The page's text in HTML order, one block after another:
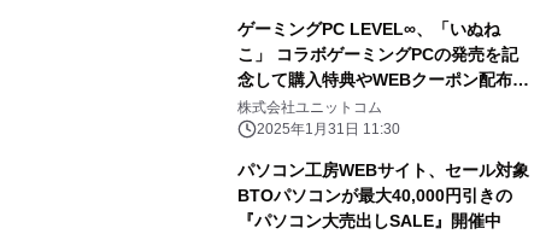
ゲーミングPC LEVEL∞、「いぬね
こ」 コラボゲーミングPCの発売を記
念して購入特典やWEBクーポン配布
さらに、サイン入りコラボPCが当たる
キャンペーン実施
株式会社ユニットコム
2025年1月31日 11:30
パソコン工房WEBサイト、セール対象
BTOパソコンが最大40,000円引きの
『パソコン大売出しSALE』開催中